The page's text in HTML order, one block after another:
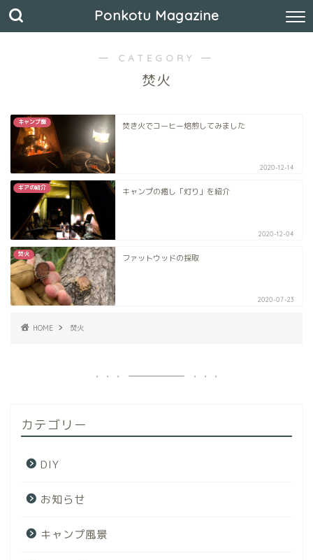
Ponkotu Magazine
― CATEGORY ―
焚火
キャンプ飯 焚き火でコーヒー焙煎してみました
2020-12-14
ギアの紹介 キャンプの癒し「灯り」を紹介
2020-12-04
焚火 ファットウッドの採取
2020-07-23
HOME 焚火
カテゴリー
DIY
お知らせ
キャンプ風景